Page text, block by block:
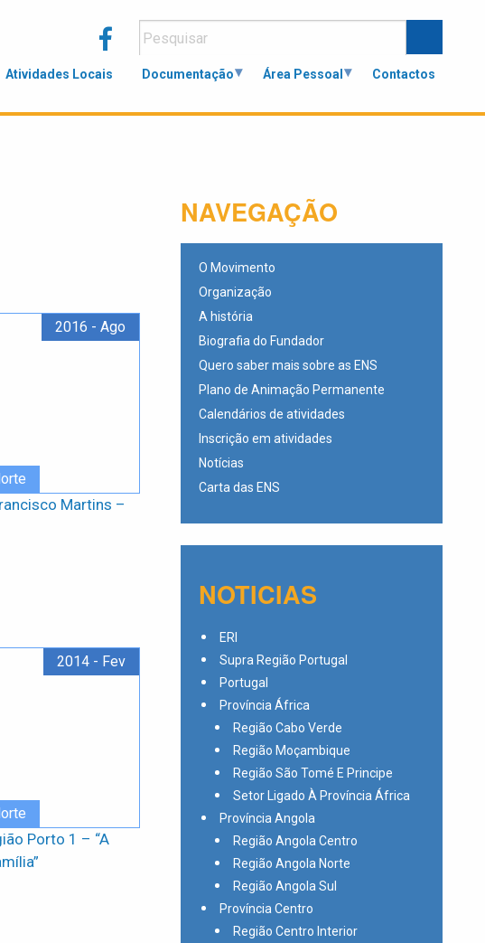
Atividades Locais Documentação Área Pessoal Contactos
2016 - Ago
Martins –
2014 - Fev
Porto 1 – “A
NAVEGAÇÃO
O Movimento
Organização
A história
Biografia do Fundador
Quero saber mais sobre as ENS
Plano de Animação Permanente
Calendários de atividades
Inscrição em atividades
Notícias
Carta das ENS
NOTICIAS
ERI
Supra Região Portugal
Portugal
Província África
Região Cabo Verde
Região Moçambique
Região São Tomé E Principe
Setor Ligado À Província África
Província Angola
Região Angola Centro
Região Angola Norte
Região Angola Sul
Província Centro
Região Centro Interior